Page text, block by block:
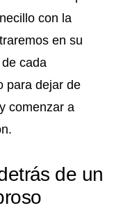
con la
en su
cada
para dejar de
comenzar a
de un